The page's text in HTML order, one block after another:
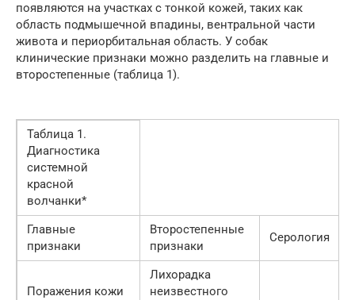
появляются на участках с тонкой кожей, таких как
область подмышечной впадины, вентральной части
живота и периорбитальная область. У собак
клинические признаки можно разделить на главные и
второстепенные (таблица 1).
Таблица 1.
Диагностика
системной
красной
волчанки*
Главные
признаки
Второстепенные
признаки
Серология
Поражения кожи
Лихорадка
неизвест­ного